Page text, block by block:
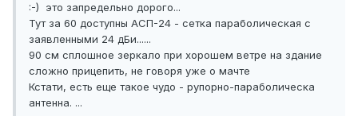
:-) это запредельно дорого...
Тут за 60 доступны АСП-24 - сетка параболическая с
заявленными 24 дБи......
90 см сплошное зеркало при хорошем ветре на здание
сложно прицепить, не говоря уже о мачте
Кстати, есть еще такое чудо - рупорно-параболическа
антенна. ...